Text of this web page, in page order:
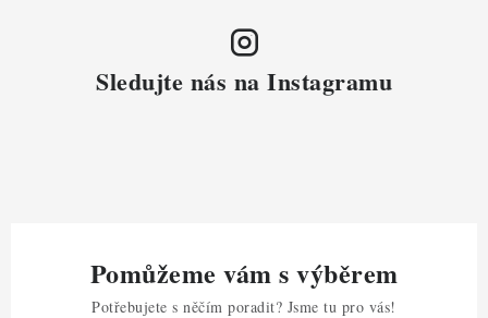
Sledujte nás na Instagramu
Pomůžeme vám s výběrem
Potřebujete s něčím poradit? Jsme tu pro vás!